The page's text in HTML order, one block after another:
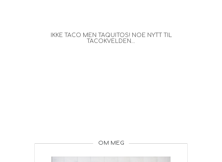
IKKE TACO MEN TAQUITOS! NOE NYTT TIL
TACOKVELDEN…
OM MEG